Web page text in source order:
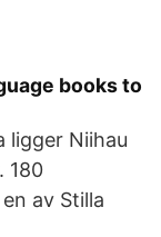
books to
ligger Niihau
180
av Stilla